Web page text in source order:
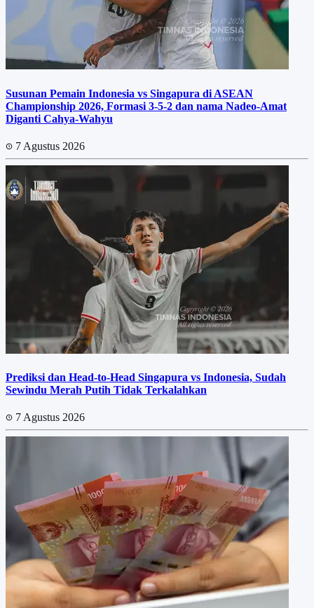
Susunan Pemain Indonesia vs Singapura di ASEAN
Championship 2026, Formasi 3-5-2 dan nama Nadeo-Amat
Diganti Cahya-Wahyu
7 Agustus 2026
Prediksi dan Head-to-Head Singapura vs Indonesia, Sudah
Sewindu Merah Putih Tidak Terkalahkan
7 Agustus 2026